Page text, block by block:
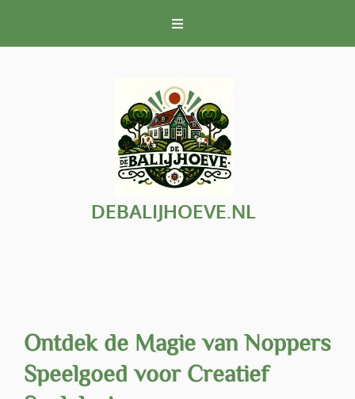
inhoud
DEBALIJHOEVE.NL
Ontdek de Magie van Noppers
Speelgoed voor Creatief